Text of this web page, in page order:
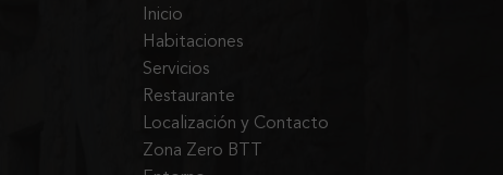
Inicio
Habitaciones
Servicios
Restaurante
Localización y Contacto
Zona Zero BTT